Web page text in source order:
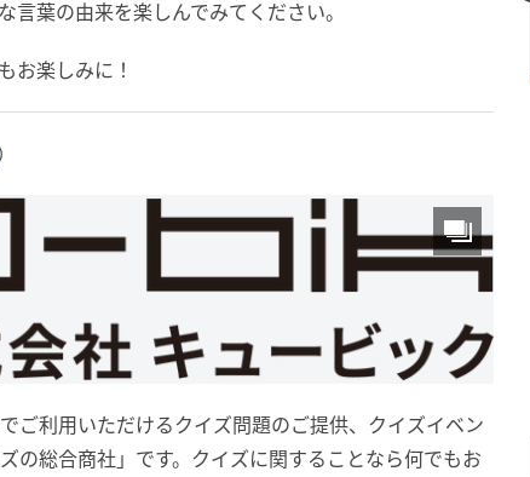
葉の由来を楽しんでみてください。
お楽しみに！
ご利用いただけるクイズ問題のご提供、クイズイベン
の総合商社」です。クイズに関することなら何でもお